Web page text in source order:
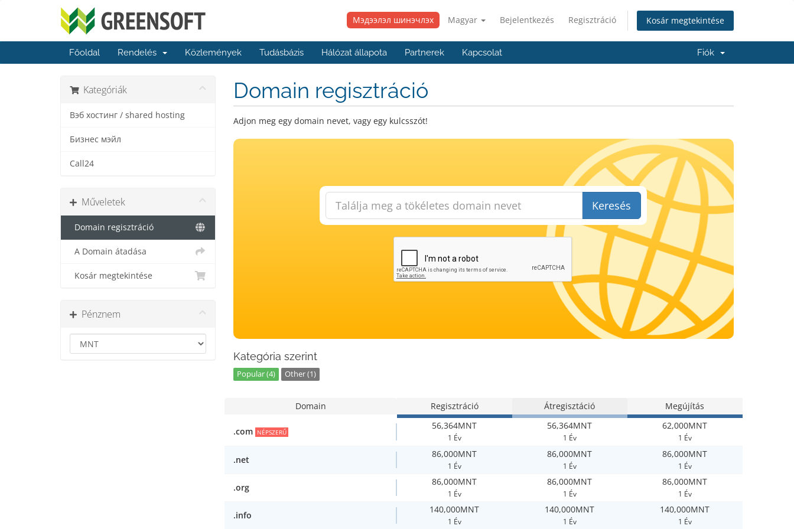
Мэдээлэл шинэчлэх Magyar Bejelentkezés Regisztráció Kosár megtekintése
Főoldal Rendelés Közlemények Tudásbázis Hálózat állapota Partnerek Kapcsolat Fiók
Kategóriák
Вэб хостинг / shared hosting
Бизнес мэйл
Call24
Műveletek
Domain regisztráció
A Domain átadása
Kosár megtekintése
Pénznem
Domain regisztráció
Adjon meg egy domain nevet, vagy egy kulcsszót!
Keresés
Kategória szerint
Popular (4) Other (1)
Domain Regisztráció Átregisztáció Megújítás
.com NÉPSZERŰ
56,364MNT
1 Év
56,364MNT
1 Év
62,000MNT
1 Év
.net
86,000MNT
1 Év
86,000MNT
1 Év
86,000MNT
1 Év
.org
86,000MNT
1 Év
86,000MNT
1 Év
86,000MNT
1 Év
.info
140,000MNT
1 Év
140,000MNT
1 Év
140,000MNT
1 Év